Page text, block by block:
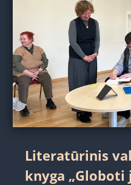
Literatūrinis
knyga „Globoti